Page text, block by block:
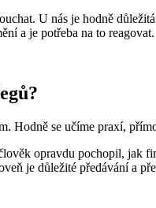
U nás je hodně
a je potřeba na to
Hodně se učíme praxí,
opravdu pochopil,
je důležité předávání a